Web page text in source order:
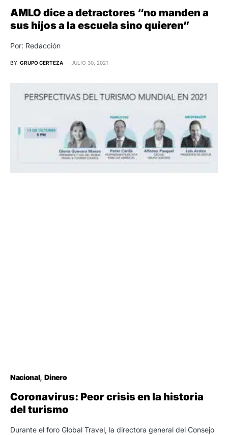
AMLO dice a detractores “no manden a
sus hijos a la escuela sino quieren”
Por: Redacción
BY GRUPO CERTEZA JULIO 30, 2021
Nacional Dinero
Coronavirus: Peor crisis en la historia
del turismo
Durante el foro Global Travel, la directora general del Consejo